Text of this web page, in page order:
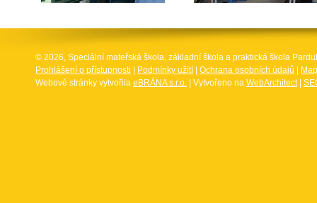
© 2026, Speciální mateřská škola, základní škola a praktická škola
Prohlášení o přístupnosti
Podmínky užití Ochrana osobních údajů
Webové stránky vytvořila eBRÁNA s.r.o. | Vytvořeno na WebArchitect|